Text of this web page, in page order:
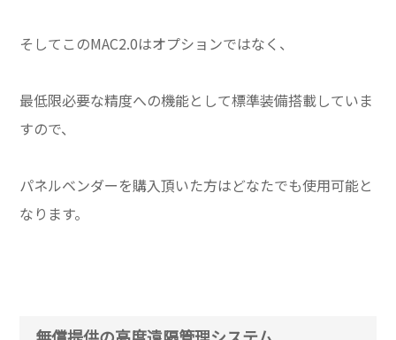
そしてこのMAC2.0はオプションではなく、
最低限必要な精度への機能として標準装備搭載していま
すので、
パネルベンダーを購入頂いた方はどなたでも使用可能と
なります。